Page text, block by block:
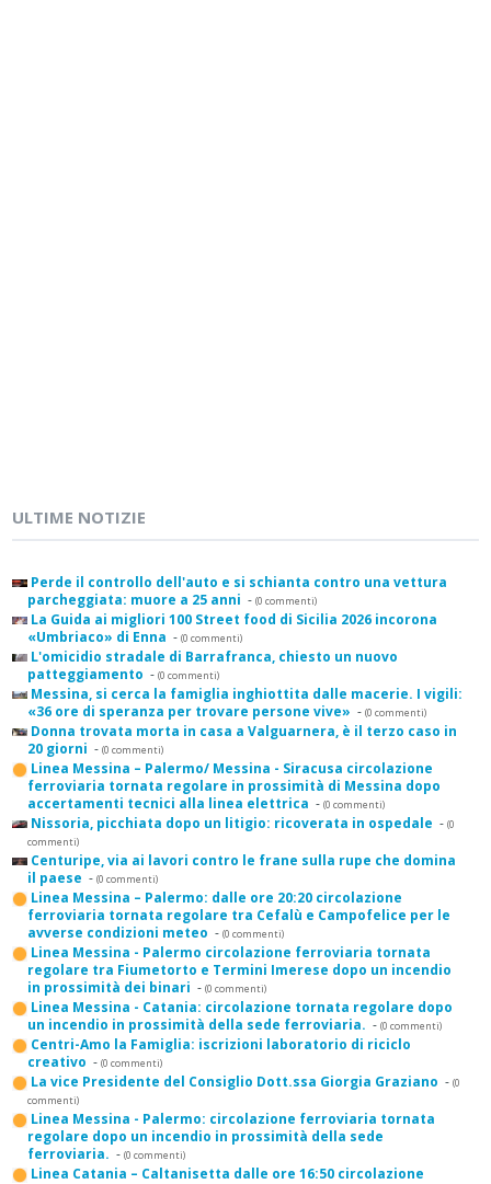
ULTIME NOTIZIE
Perde il controllo dell'auto e si schianta contro una vettura
parcheggiata: muore a 25 anni - (0 commenti)
La Guida ai migliori 100 Street food di Sicilia 2026 incorona
«Umbriaco» di Enna - (0 commenti)
L'omicidio stradale di Barrafranca, chiesto un nuovo
patteggiamento - (0 commenti)
Messina, si cerca la famiglia inghiottita dalle macerie. I vigili:
«36 ore di speranza per trovare persone vive» - (0 commenti)
Donna trovata morta in casa a Valguarnera, è il terzo caso in
20 giorni - (0 commenti)
Linea Messina – Palermo/ Messina - Siracusa circolazione
ferroviaria tornata regolare in prossimità di Messina dopo
accertamenti tecnici alla linea elettrica - (0 commenti)
Nissoria, picchiata dopo un litigio: ricoverata in ospedale - (0
commenti)
Centuripe, via ai lavori contro le frane sulla rupe che domina
il paese - (0 commenti)
Linea Messina – Palermo: dalle ore 20:20 circolazione
ferroviaria tornata regolare tra Cefalù e Campofelice per le
avverse condizioni meteo - (0 commenti)
Linea Messina - Palermo circolazione ferroviaria tornata
regolare tra Fiumetorto e Termini Imerese dopo un incendio
in prossimità dei binari - (0 commenti)
Linea Messina - Catania: circolazione tornata regolare dopo
un incendio in prossimità della sede ferroviaria. - (0 commenti)
Centri-Amo la Famiglia: iscrizioni laboratorio di riciclo
creativo - (0 commenti)
La vice Presidente del Consiglio Dott.ssa Giorgia Graziano - (0
commenti)
Linea Messina - Palermo: circolazione ferroviaria tornata
regolare dopo un incendio in prossimità della sede
ferroviaria. - (0 commenti)
Linea Catania – Caltanisetta dalle ore 16:50 circolazione